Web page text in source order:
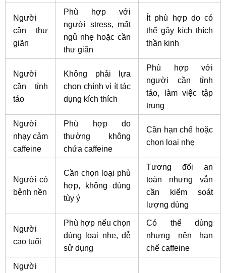
Người
cần thư
giãn
Phù hợp với
người stress, mất
ngủ nhẹ hoặc cần
thư giãn
Ít phù hợp do có
thể gây kích thích
thần kinh
Người
cần tỉnh
táo
Không phải lựa
chọn chính vì ít tác
dụng kích thích
Phù hợp với
người cần tỉnh
táo, làm việc tập
trung
Người
nhạy cảm
caffeine
Phù hợp do
thường không
chứa caffeine
Cần hạn chế hoặc
chọn loại nhẹ
Người có
bệnh nền
Cần chọn loại phù
hợp, không dùng
tùy ý
Tương đối an
toàn nhưng vẫn
cần kiểm soát
lượng dùng
Người
cao tuổi
Phù hợp nếu chọn
đúng loại nhẹ, dễ
sử dụng
Có thể dùng
nhưng nên hạn
chế caffeine
Người